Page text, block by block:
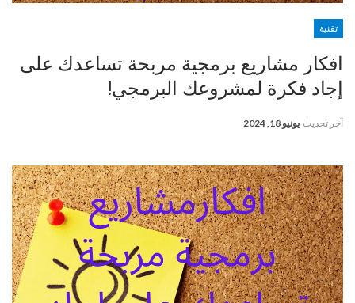
تقنية
افكار مشاريع برمجية مربحة تساعدك على
إجاد فكرة لمشروعك البرمجي!
آخر تحديث يونيو 18, 2024